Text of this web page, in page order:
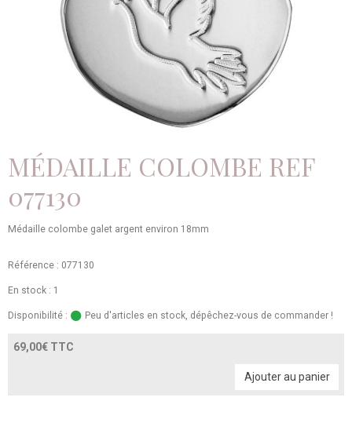
MÉDAILLE COLOMBE REF
077130
Médaille colombe galet argent environ 18mm
Référence : 077130
En stock : 1
Disponibilité : Peu d'articles en stock, dépêchez-vous de commander !
69,00€ TTC
Ajouter au panier